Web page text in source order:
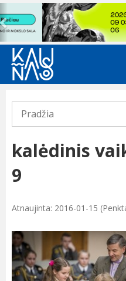
Previous
Pradžia
kalėdinis
9
Atnaujinta: 2016-01-15